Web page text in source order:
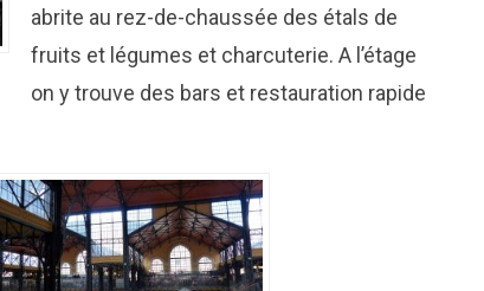
abrite au rez-de-chaussée des étals de
fruits et légumes et charcuterie. A l’étage
on y trouve des bars et restauration rapide